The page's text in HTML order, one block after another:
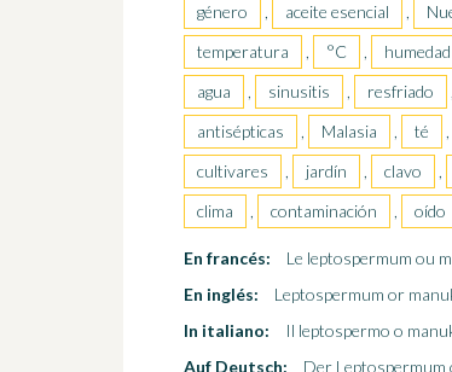
género
, aceite esencial ,
temperatura
, °C , humedad
agua
, sinusitis , resfriado
antisépticas
, Malasia , té
cultivares
, jardín , clavo ,
clima
, contaminación , oído
En francés:
Le leptospermum ou
En inglés:
Leptospermum or
In italiano:
Il leptospermo o
Auf Deutsch:
Der Leptospermum